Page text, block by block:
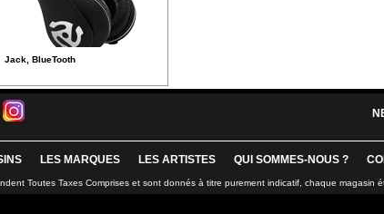
Jack, BlueTooth
LES MARQUES LES ARTISTES QUI SOMMES-NOUS ?
Toutes Taxes Comprises et sont donnés à titre purement indicatif, chaque magasin